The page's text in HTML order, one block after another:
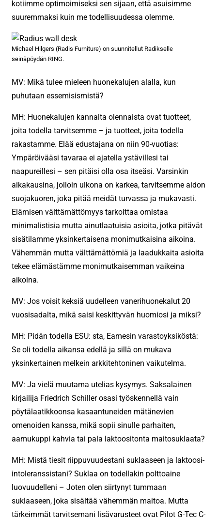
kotiimme optimoimiseksi sen sijaan, että asuisimme
suuremmaksi kuin me todellisuudessa olemme.
Michael Hilgers (Radis Furniture) on suunnitellut Radikselle
seinäpöydän RING.
MV: Mikä tulee mieleen huonekalujen alalla, kun
puhutaan essemisismistä?
MH: Huonekalujen kannalta olennaista ovat tuotteet,
joita todella tarvitsemme – ja tuotteet, joita todella
rakastamme. Elää edustajana on niin 90-vuotias:
Ympäröivääsi tavaraa ei ajatella ystävillesi tai
naapureillesi – sen pitäisi olla osa itseäsi. Varsinkin
aikakausina, jolloin ulkona on karkea, tarvitsemme aidon
suojakuoren, joka pitää meidät turvassa ja mukavasti.
Elämisen välttämättömyys tarkoittaa omistaa
minimalistisia mutta ainutlaatuisia asioita, jotka pitävät
sisätilamme yksinkertaisena monimutkaisina aikoina.
Vähemmän mutta välttämättömiä ja laadukkaita asioita
tekee elämästämme monimutkaisemman vaikeina
aikoina.
MV: Jos voisit keksiä uudelleen vanerihuonekalut 20
vuosisadalta, mikä saisi keskittyvän huomiosi ja miksi?
MH: Pidän todella ESU: sta, Eamesin varastoyksiköstä:
Se oli todella aikansa edellä ja sillä on mukava
yksinkertainen melkein arkkitehtoninen vaikutelma.
MV: Ja vielä muutama utelias kysymys. Saksalainen
kirjailija Friedrich Schiller osasi työskennellä vain
pöytälaatikkoonsa kasaantuneiden mätänevien
omenoiden kanssa, mikä sopii sinulle parhaiten,
aamukuppi kahvia tai pala laktoositonta maitosuklaata?
MH: Mistä tiesit riippuvuudestani suklaaseen ja laktoosi-
intoleranssistani? Suklaa on todellakin polttoaine
luovuudelleni – Joten olen siirtynyt tummaan
suklaaseen, joka sisältää vähemmän maitoa. Mutta
tärkeimmät tarvitsemani lisävarusteet ovat Pilot G-Tec C-